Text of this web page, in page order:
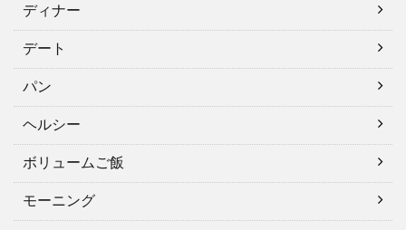
ディナー
デート
パン
ヘルシー
ボリュームご飯
モーニング